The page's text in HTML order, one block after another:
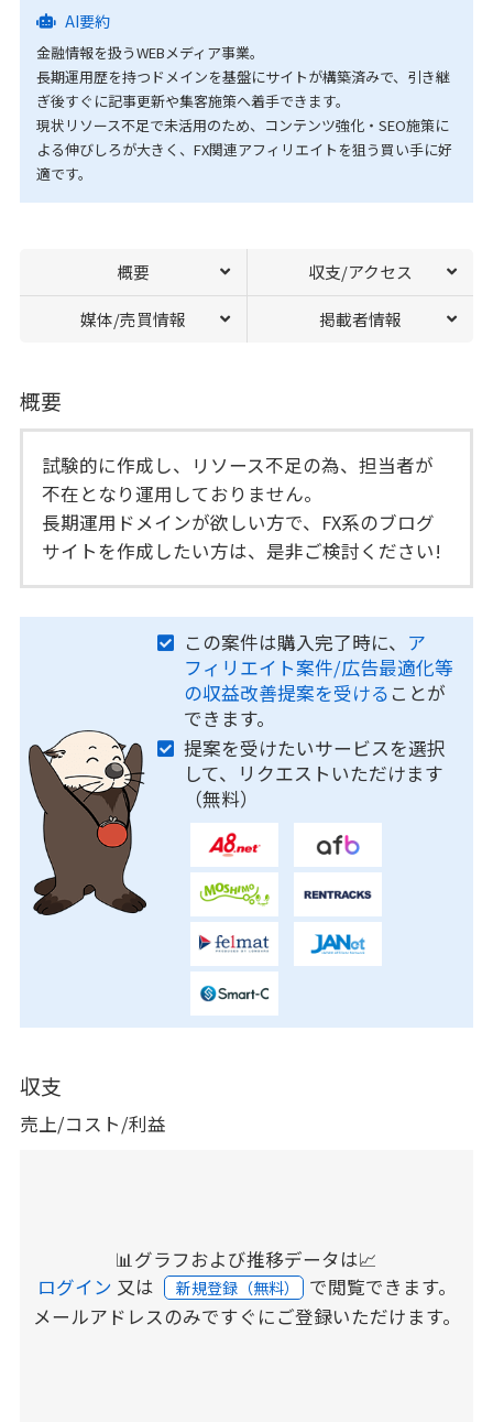
AI要約
金融情報を扱うWEBメディア事業。
長期運用歴を持つドメインを基盤にサイトが構築済みで、引き継
ぎ後すぐに記事更新や集客施策へ着手できます。
現状リソース不足で未活用のため、コンテンツ強化・SEO施策に
よる伸びしろが大きく、FX関連アフィリエイトを狙う買い手に好
適です。
概要 収支/アクセス
媒体/売買情報 掲載者情報
概要
試験的に作成し、リソース不足の為、担当者が
不在となり運用しておりません。
長期運用ドメインが欲しい方で、FX系のブログ
サイトを作成したい方は、是非ご検討ください!
この案件は購入完了時に、 ア
フィリエイト案件/広告最適化等
の収益改善提案を受ける ことが
できます。
提案を受けたいサービスを選択
して、リクエストいただけます
（無料）
収支
売上/コスト/利益
📊グラフおよび推移データは📈
ログイン 又は 新規登録（無料） で閲覧できます。
メールアドレスのみですぐにご登録いただけます。